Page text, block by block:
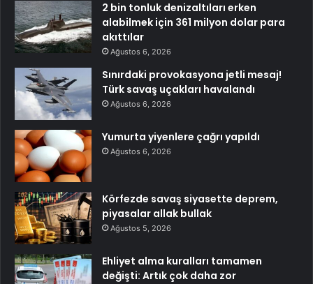
2 bin tonluk denizaltıları erken
alabilmek için 361 milyon dolar para
akıttılar
Ağustos 6, 2026
Sınırdaki provokasyona jetli mesaj!
Türk savaş uçakları havalandı
Ağustos 6, 2026
Yumurta yiyenlere çağrı yapıldı
Ağustos 6, 2026
Körfezde savaş siyasette deprem,
piyasalar allak bullak
Ağustos 5, 2026
Ehliyet alma kuralları tamamen
değişti: Artık çok daha zor